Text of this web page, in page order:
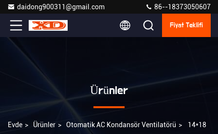
daidong900311@gmail.com 86--18373050607
Fiyat Teklifi
Ürünler
Evde > Ürünler > Otomatik AC Kondansör Ventilatörü > 14*18